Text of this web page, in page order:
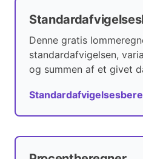
Denne gratis
standardafvigelsen,
og summen af et givet